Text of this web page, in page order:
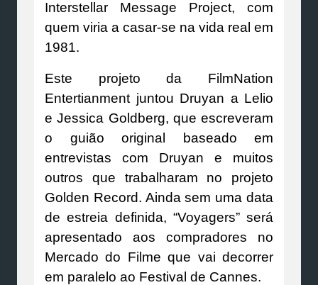
Interstellar Message Project, com
quem viria a casar-se na vida real em
1981.
Este projeto da FilmNation
Entertianment juntou Druyan a Lelio
e Jessica Goldberg, que escreveram
o guião original baseado em
entrevistas com Druyan e muitos
outros que trabalharam no projeto
Golden Record. Ainda sem uma data
de estreia definida, “Voyagers” será
apresentado aos compradores no
Mercado do Filme que vai decorrer
em paralelo ao Festival de Cannes.